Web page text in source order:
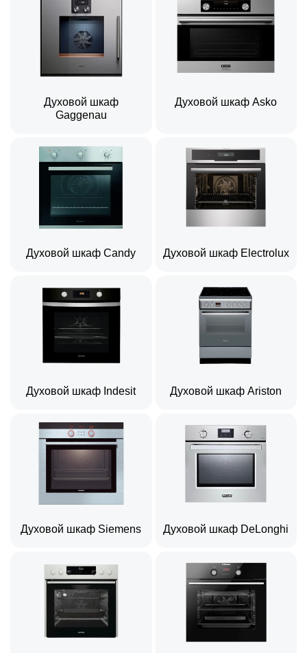
Духовой шкаф
Gaggenau
Духовой шкаф Asko
Духовой шкаф Candy Духовой шкаф Electrolux
Духовой шкаф Indesit Духовой шкаф Ariston
Духовой шкаф Siemens Духовой шкаф DeLonghi